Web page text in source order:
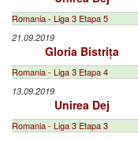
Romania - Liga 3 Etapa 5
21.09.2019
Gloria Bistrița
Romania - Liga 3 Etapa 4
13.09.2019
Unirea Dej
Romania - Liga 3 Etapa 3